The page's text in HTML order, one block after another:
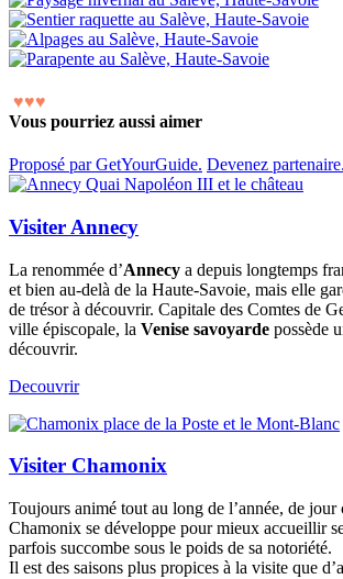
♥♥♥
Vous pourriez aussi aimer
Proposé par GetYourGuide. Devenez partenaire.
Visiter Annecy
La renommée d’Annecy a depuis longtemps
et bien au-delà de la Haute-Savoie, mais elle
de trésor à découvrir. Capitale des Comtes de
ville épiscopale, la Venise savoyarde possède
découvrir.
Decouvrir
Visiter Chamonix
Toujours animé tout au long de l’année, de jour
Chamonix se développe pour mieux accueillir
parfois succombe sous le poids de sa notoriété.
Il est des saisons plus propices à la visite que